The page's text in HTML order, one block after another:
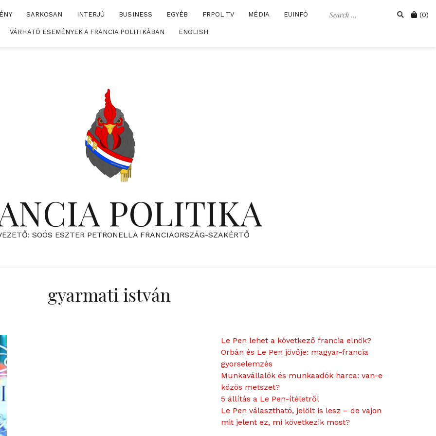
Search Cart
(0)
SARKOSAN INTERJÚ BUSINESS EGYÉB FRPOL TV MÉDIA EUINFÓ
VÁRHATÓ ESEMÉNYEK A FRANCIA POLITIKÁBAN ENGLISH
POLITIKA
SOÓS ESZTER PETRONELLA FRANCIAORSZÁG-SZAKÉRTŐ
gyarmati istván
Le Pen lehet a következő francia elnök?
Orbán és Le Pen jövője: magyar-francia
gyorselemzés
Munkavállalók és munkaadók harca: van-e
közös metszet?
5 állítás a Le Pen-ítéletről
Le Pen választható, jelölt is lesz – de vajon
mit jelent ez, mi következik most?